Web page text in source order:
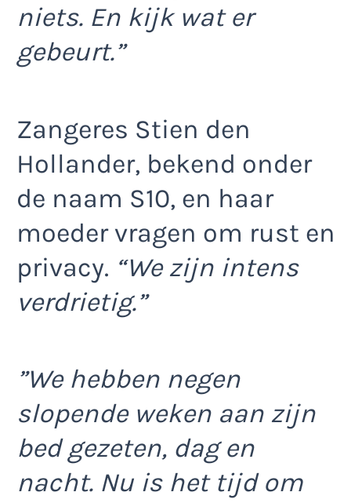
niets. En kijk wat er
gebeurt.”
Zangeres Stien den
Hollander, bekend onder
de naam S10, en haar
moeder vragen om rust en
privacy. “We zijn intens
verdrietig.”
”We hebben negen
slopende weken aan zijn
bed gezeten, dag en
nacht. Nu is het tijd om